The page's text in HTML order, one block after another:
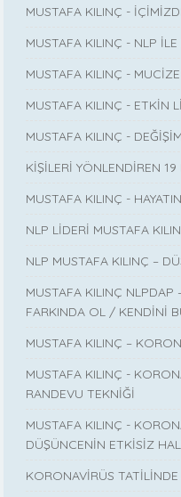
MUSTAFA KILINÇ -
MUSTAFA KILINÇ - NLP
MUSTAFA KILINÇ - MUCİZE
MUSTAFA KILINÇ - ETKİN
MUSTAFA KILINÇ -
KİŞİLERİ YÖNLENDİREN 19
MUSTAFA KILINÇ -
NLP LİDERİ MUSTAFA
NLP MUSTAFA KILINÇ –
MUSTAFA KILINÇ
FARKINDA OL / KENDİNİ
MUSTAFA KILINÇ –
MUSTAFA KILINÇ -
RANDEVU TEKNİĞİ
MUSTAFA KILINÇ -
DÜŞÜNCENİN ETKİSİZ
KORONAVİRÜS